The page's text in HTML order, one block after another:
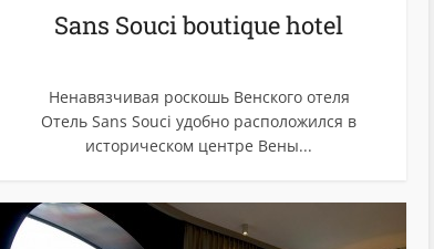
Sans Souci boutique hotel
Ненавязчивая роскошь Венского отеля
Отель Sans Souci удобно расположился в
историческом центре Вены...